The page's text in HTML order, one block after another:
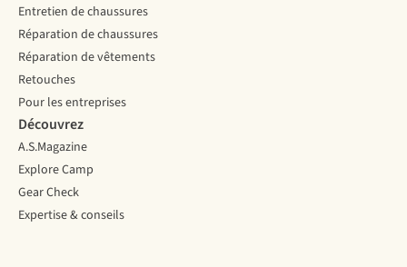
Entretien de chaussures
Réparation de chaussures
Réparation de vêtements
Retouches
Pour les entreprises
Découvrez
A.S.Magazine
Explore Camp
Gear Check
Expertise & conseils